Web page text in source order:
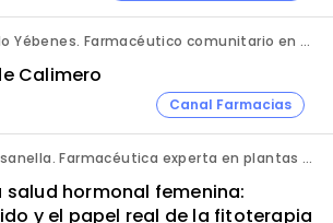
José Eduardo Yébenes. Farmacéutico comunitario en Mijas (Málaga).
Calimero
Canal Farmacias
Florencia Fasanella. Farmacéutica experta en plantas medicinales.
salud hormonal femenina:
y el papel real de la fitoterapia